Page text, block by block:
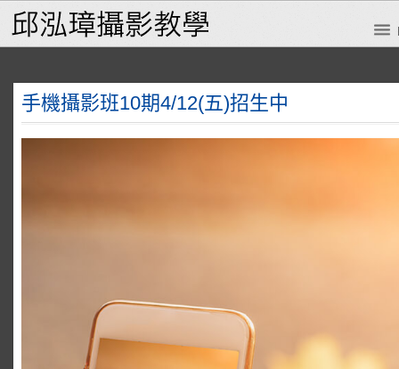
手機攝影班10期4/12(五)招生中